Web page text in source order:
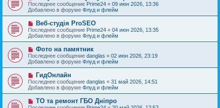
е
н
и
е
о
о
б
щ
е
н
и
е
о
в
о
е
с
о
о
б
щ
е
н
и
е
Последнее сообщение Prime24 « 09 июн 2026, 13:36
Добавлено в форуме Флуд и флейм
Н
о
в
о
с
о
о
б
щ
е
н
и
е
Веб-студія ProSEO
Последнее сообщение Prime24 « 04 июн 2026, 13:35
Добавлено в форуме Флуд и флейм
Н
о
в
о
е
с
о
о
б
щ
е
Фото на памятник
Последнее сообщение danglas « 02 июн 2026, 23:19
Добавлено в форуме Флуд и флейм
Н
о
в
о
е
ГидОнлайн
Последнее сообщение danglas « 31 май 2026, 14:51
Добавлено в форуме Флуд и флейм
Н
о
ТО та ремонт ГБО Дніпро